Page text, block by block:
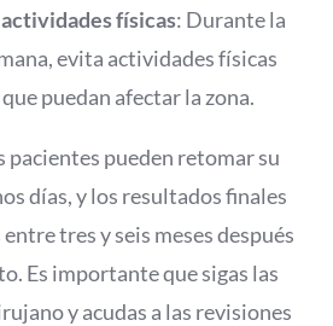
físicas: Durante la
evita actividades físicas
puedan afectar la zona.
pacientes pueden retomar su
días, y los resultados finales
tres y seis meses después
Es importante que sigas las
y acudas a las revisiones